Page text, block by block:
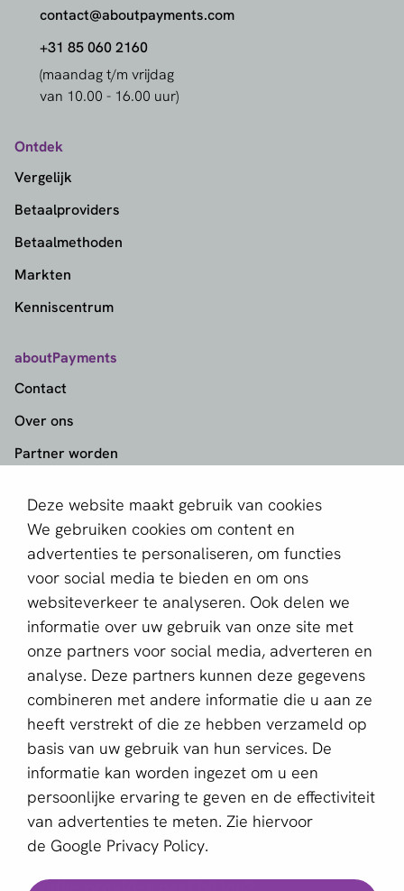
Deze website maakt gebruik van cookies
We gebruiken cookies om content en
advertenties te personaliseren, om functies
voor social media te bieden en om ons
websiteverkeer te analyseren. Ook delen we
informatie over uw gebruik van onze site met
onze partners voor social media, adverteren en
analyse. Deze partners kunnen deze gegevens
combineren met andere informatie die u aan ze
heeft verstrekt of die ze hebben verzameld op
basis van uw gebruik van hun services. De
informatie kan worden ingezet om u een
persoonlijke ervaring te geven en de effectiviteit
van advertenties te meten. Zie hiervoor
de Google Privacy Policy.
contact@aboutpayments.com
+31 85 060 2160
(maandag t/m vrijdag
van 10.00 - 16.00 uur)
Ontdek
Vergelijk
Betaalproviders
Betaalmethoden
Markten
Kenniscentrum
aboutPayments
Contact
Over ons
Partner worden
Schrijf je in voor de nieuwsbrief
E-mailadres *
Deze website wordt beschermd door reCAPTCHA en het
Privacybeleid en deServicevoorwaardenvan Google zijn
van toepassing.
Nederlands
Copyright © 2011 - 2026 | aboutPayments
Algemene Voorwaarden
Privacyverklaring
Cookies